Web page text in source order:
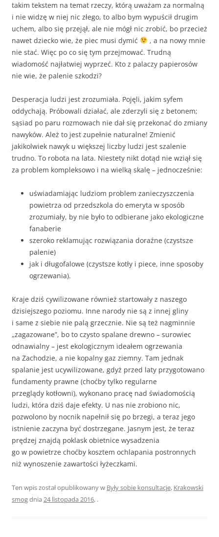
takim tekstem na temat rzeczy, którą uważam za normalną
i nie widzę w niej nic złego, to albo bym wypuścił drugim
uchem, albo się przejął, ale nie mógł nic zrobić, bo przecież
nawet dziecko wie, że piec musi dymić
, a na nowy mnie
nie stać. Więc po co się tym przejmować. Trudną
wiadomość najłatwiej wyprzeć. Kto z palaczy papierosów
nie wie, że palenie szkodzi?
Desperacja ludzi jest zrozumiała. Pojęli, jakim syfem
oddychają. Próbowali działać, ale zderzyli się z betonem;
sąsiad po paru rozmowach nie dał się przekonać do zmiany
nawyków. Ależ to jest zupełnie naturalne! Zmienić
jakikolwiek nawyk u większej liczby ludzi jest szalenie
trudno. To robota na lata. Niestety nikt dotąd nie wziął się
za problem kompleksowo i na wielką skalę – jednocześnie:
uświadamiając ludziom problem zanieczyszczenia
powietrza od przedszkola do emeryta w sposób
zrozumiały, by nie było to odbierane jako ekologiczne
fanaberie
szeroko reklamując rozwiązania doraźne (czystsze
palenie)
jak i długofalowe (czystsze kotły i piece, inne sposoby
ogrzewania).
Kraje dziś cywilizowane również startowały z naszego
dzisiejszego poziomu. Inne narody nie są z innej gliny
i same z siebie nie palą grzecznie. Nie są też nagminnie
„zagazowane”, bo to czysto spalane drewno – surowiec
odnawialny – jest ekologicznym ideałem ogrzewania
na Zachodzie, a nie kopalny gaz ziemny. Tam jednak
spalanie jest ucywilizowane, gdyż przed laty przygotowano
fundamenty prawne (choćby tylko regularne
przeglądy kotłowni), wykonano pracę nad świadomością
ludzi, która dziś daje efekty. U nas nie zrobiono nic,
pozwolono by nocnik napełnił się po brzegi, a teraz jego
istnienie zaczyna być dostrzegane. Jasnym jest, że teraz
prędzej znajdą poklask obietnice wysadzenia
go w powietrze choćby kosztem ochlapania postronnych
niż wynoszenie zawartości łyżeczkami.
Ten wpis został opublikowany w Były sobie konsultacje, Krakowski
smogdnia 24 listopada 2016, .